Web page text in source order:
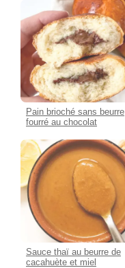
Pain brioché sans beurre
fourré au chocolat
Sauce thaï au beurre de
cacahuète et miel